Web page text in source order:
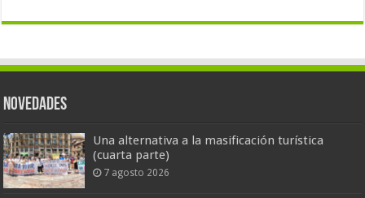
Novedades
Una alternativa a la masificación turística
(cuarta parte)
7 agosto 2026